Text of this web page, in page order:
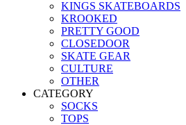
KINGS SKATEBOARDS
KROOKED
PRETTY GOOD
CLOSEDOOR
SKATE GEAR
CULTURE
OTHER
CATEGORY
SOCKS
TOPS